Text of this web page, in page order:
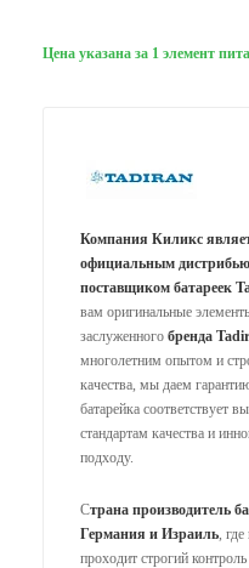
Цена указана за 1 элемент
Компания Киликс
официальным
поставщиком батареек
вам оригинальные
заслуженного бренда
многолетним опытом и
качества, мы даем
батарейка соответствует
стандартам качества и
подходу.
Страна производитель
Германия и Израиль, где
проходит строгий контроль